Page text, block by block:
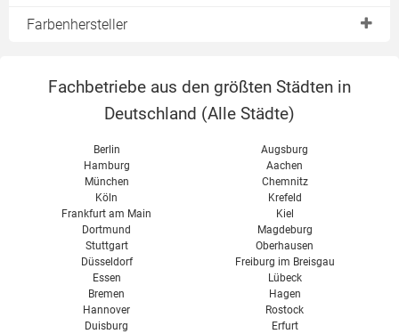
Keller verputzen
Seidentapete
Leichtputz
Farbenhersteller
Auro
Caparol
Remmers
Sikkens
Fachbetriebe aus den größten Städten in
Deutschland (Alle Städte)
Berlin
Hamburg
München
Köln
Frankfurt am Main
Dortmund
Stuttgart
Düsseldorf
Essen
Bremen
Hannover
Duisburg
Augsburg
Aachen
Chemnitz
Krefeld
Kiel
Magdeburg
Oberhausen
Freiburg im Breisgau
Lübeck
Hagen
Rostock
Erfurt